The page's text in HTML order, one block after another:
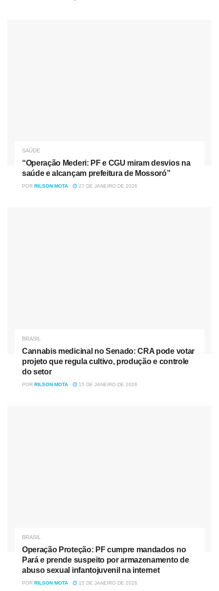
SAÚDE
“Operação Mederi: PF e CGU miram desvios na
saúde e alcançam prefeitura de Mossoró”
POR RILSON MOTA 27 DE JANEIRO DE 2026
BRASIL
Cannabis medicinal no Senado: CRA pode votar
projeto que regula cultivo, produção e controle
do setor
POR RILSON MOTA 15 DE JANEIRO DE 2026
BRASIL
Operação Proteção: PF cumpre mandados no
Pará e prende suspeito por armazenamento de
abuso sexual infantojuvenil na internet
POR RILSON MOTA 15 DE JANEIRO DE 2026